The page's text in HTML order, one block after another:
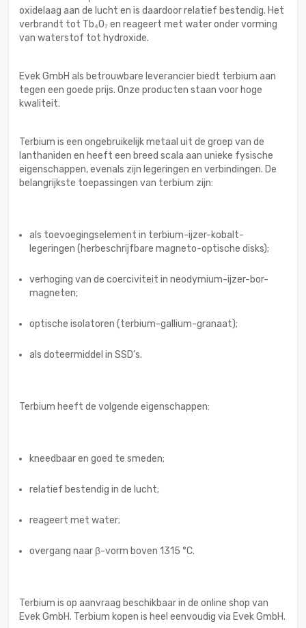
oxidelaag aan de lucht en is daardoor relatief bestendig. Het
verbrandt tot Tb₄O₇ en reageert met water onder vorming
van waterstof tot hydroxide.
Evek GmbH als betrouwbare leverancier biedt terbium aan
tegen een goede prijs. Onze producten staan voor hoge
kwaliteit.
Terbium is een ongebruikelijk metaal uit de groep van de
lanthaniden en heeft een breed scala aan unieke fysische
eigenschappen, evenals zijn legeringen en verbindingen. De
belangrijkste toepassingen van terbium zijn:
als toevoegingselement in terbium-ijzer-kobalt-
legeringen (herbeschrijfbare magneto-optische disks);
verhoging van de coerciviteit in neodymium-ijzer-bor-
magneten;
optische isolatoren (terbium-gallium-granaat);
als doteermiddel in SSD’s.
Terbium heeft de volgende eigenschappen:
kneedbaar en goed te smeden;
relatief bestendig in de lucht;
reageert met water;
overgang naar β-vorm boven 1315 °C.
Terbium is op aanvraag beschikbaar in de online shop van
Evek GmbH. Terbium kopen is heel eenvoudig via Evek GmbH.